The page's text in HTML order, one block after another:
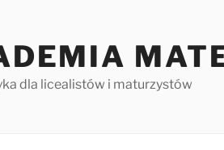
dla licealistów i maturzystów